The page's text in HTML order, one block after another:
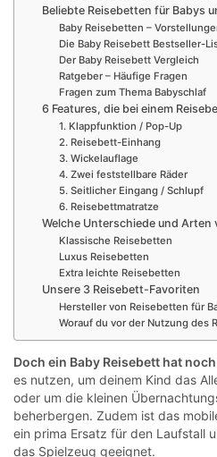
Beliebte Reisebetten für Babys
Baby Reisebetten –
Die Baby Reisebett Bestseller-
Der Baby Reisebett Vergleich
Ratgeber – Häufige Fragen
Fragen zum Thema Babyschlaf
6 Features, die bei einem
1. Klappfunktion / Pop-Up
2. Reisebett-Einhang
3. Wickelauflage
4. Zwei feststellbare Räder
5. Seitlicher Eingang / Schlupf
6. Reisebettmatratze
Welche Unterschiede und Arten
Klassische Reisebetten
Luxus Reisebetten
Extra leichte Reisebetten
Unsere 3 Reisebett-Favoriten
Hersteller von Reisebetten für
Worauf du vor der Nutzung des
Doch ein Baby Reisebett hat
es nutzen, um deinem Kind das
oder um die kleinen
beherbergen. Zudem ist das
ein prima Ersatz für den Laufstall
das Spielzeug geeignet.